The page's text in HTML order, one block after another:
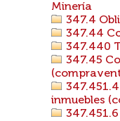
Minería
347.4
347.44
347.440
347.45
inmuebles